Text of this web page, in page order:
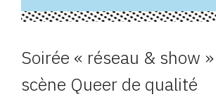
Soirée « réseau & show
scène Queer de qualité